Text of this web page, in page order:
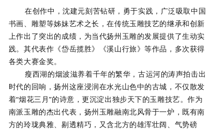
在创作中，沈建元刻苦钻研，勇于实践，广泛吸取中国
书画、雕塑等姊妹艺术之长，在传统玉雕技艺的继承和创新
上作出了突出的成绩，为当代扬州玉雕的发展提供了生动实
践。其代表作《岱岳揽胜》《溪山行旅》等作品，多次获得
各类大赛金奖。
瘦西湖的烟波滋养着千年的繁华，古运河的涛声拍击出
时代的回响，扬州这座浸润在水光山色中的古城，不仅散发
着“烟花三月”的诗意，更沉淀出独步天下的玉雕技艺。作为
南派玉雕的杰出代表，扬州玉雕融南北风骨于一炉，既有南
方的玲珑典雅、剔透精巧，又含北方的雄浑壮阔、气势磅